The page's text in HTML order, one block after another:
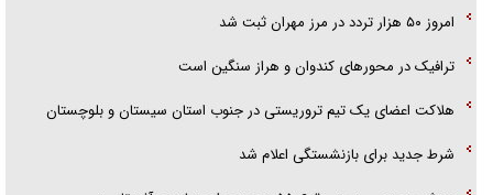
گزارش «جوان» از قوانین سخت‌گیرانه ۶ قاره در برابر یورش به پاسگاه‌های
امروز ۵۰ هزار تردد در مرز مهران ثبت شد
ترافیک در محور‌های کندوان و هراز سنگین است
هلاکت اعضای یک تیم تروریستی در جنوب استان سیستان و بلوچستان
شرط جدید برای بازنشستگی اعلام شد